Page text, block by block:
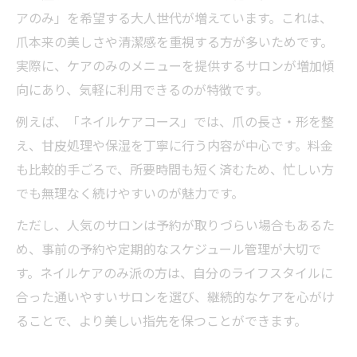
アのみ」を希望する大人世代が増えています。これは、
爪本来の美しさや清潔感を重視する方が多いためです。
実際に、ケアのみのメニューを提供するサロンが増加傾
向にあり、気軽に利用できるのが特徴です。
例えば、「ネイルケアコース」では、爪の長さ・形を整
え、甘皮処理や保湿を丁寧に行う内容が中心です。料金
も比較的手ごろで、所要時間も短く済むため、忙しい方
でも無理なく続けやすいのが魅力です。
ただし、人気のサロンは予約が取りづらい場合もあるた
め、事前の予約や定期的なスケジュール管理が大切で
す。ネイルケアのみ派の方は、自分のライフスタイルに
合った通いやすいサロンを選び、継続的なケアを心がけ
ることで、より美しい指先を保つことができます。